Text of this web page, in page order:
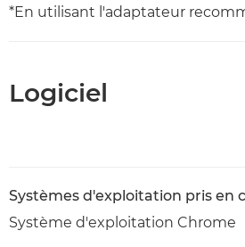
*En utilisant l'adaptateur
Logiciel
Systèmes d'exploitation pris en
Système d'exploitation Chrome